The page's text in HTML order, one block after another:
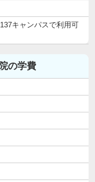
キャンパスで利用可
の学費